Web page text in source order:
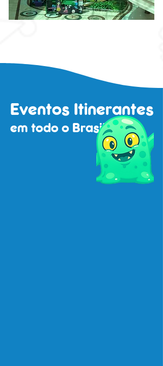
Eventos Itinerantes
em todo o Brasil